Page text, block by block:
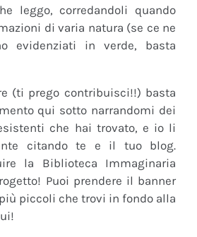
leggo, corredandoli quando
di varia natura (se ce ne
evidenziati in verde, basta
(ti prego contribuisci!!) basta
qui sotto narrandomi dei
che hai trovato, e io li
citando te e il tuo blog.
la Biblioteca Immaginaria
Puoi prendere il banner
piccoli che trovi in fondo alla